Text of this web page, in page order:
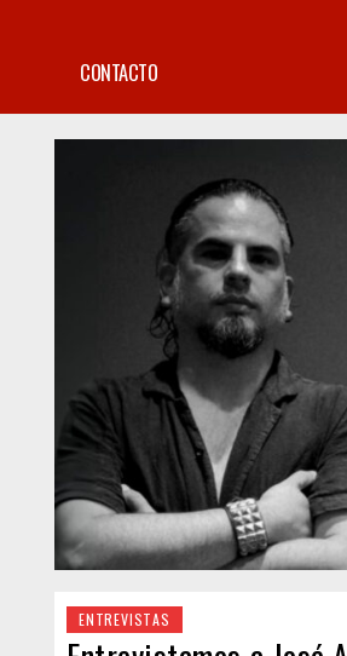
CONTACTO
ENTREVISTAS